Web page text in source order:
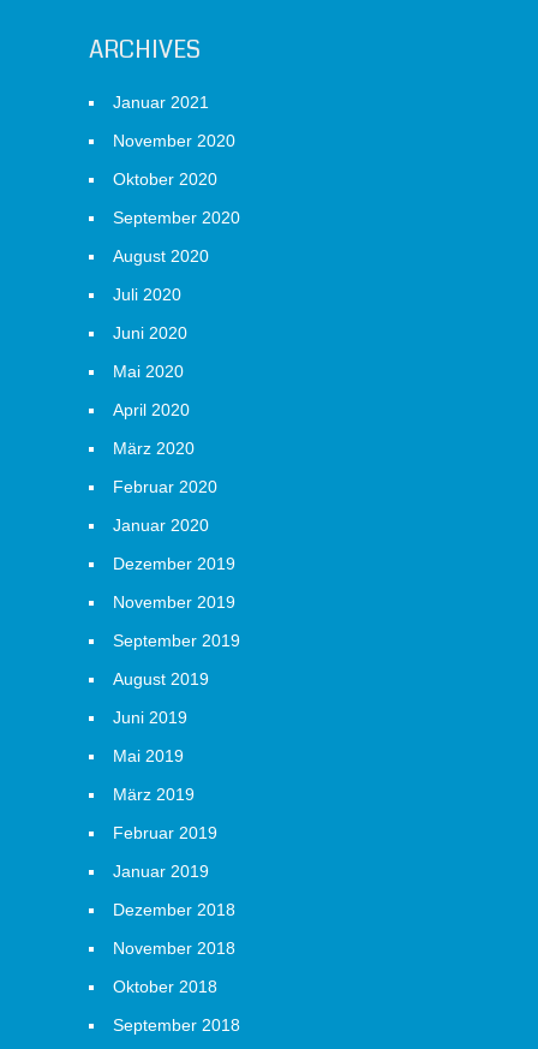
ARCHIVES
Januar 2021
November 2020
Oktober 2020
September 2020
August 2020
Juli 2020
Juni 2020
Mai 2020
April 2020
März 2020
Februar 2020
Januar 2020
Dezember 2019
November 2019
September 2019
August 2019
Juni 2019
Mai 2019
März 2019
Februar 2019
Januar 2019
Dezember 2018
November 2018
Oktober 2018
September 2018